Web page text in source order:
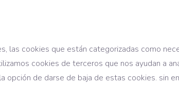
cookies que están categorizadas como
cookies de terceros que nos ayudan a
de darse de baja de estas cookies. sin